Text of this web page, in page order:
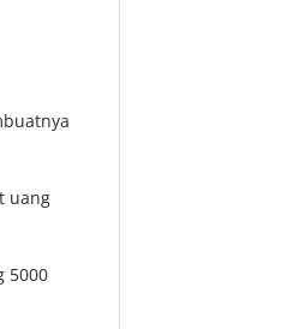
uang
5000